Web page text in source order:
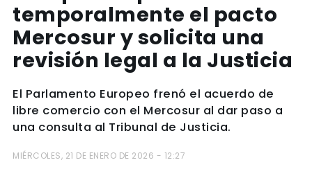
temporalmente el pacto
Mercosur y solicita una
revisión legal a la Justicia
El Parlamento Europeo frenó el acuerdo de
libre comercio con el Mercosur al dar paso a
una consulta al Tribunal de Justicia.
MIÉRCOLES, 21 DE ENERO DE 2026 - 12:27